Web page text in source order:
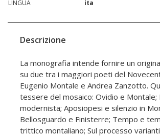
LINGUA
ita
Descrizione
La monografia intende fornire un
su due tra i maggiori poeti del
Eugenio Montale e Andrea Zanzotto.
tessere del mosaico: Ovidio e Montale;
modernista; Aposiopesi e silenzio in
Bellosguardo e Finisterre; Tempo e
trittico montaliano; Sul processo